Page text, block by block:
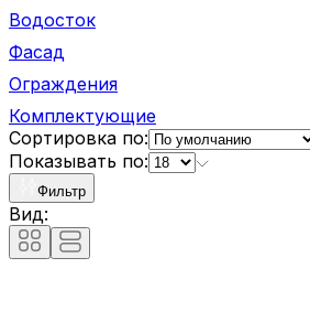
Водосток
Фасад
Ограждения
Комплектующие
Сортировка по:
Показывать по:
Фильтр
Вид: